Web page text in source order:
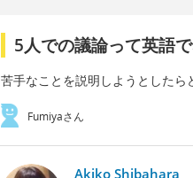
5人での議論って英語
苦手なことを説明しようとしたら
Fumiyaさん
Akiko Shibahara